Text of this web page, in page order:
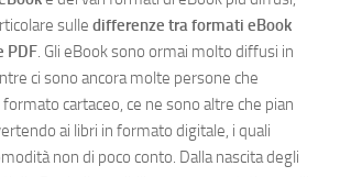
sulle differenze tra formati eBook
PDF . Gli eBook sono ormai molto diffusi in
ci sono ancora molte persone che
cartaceo, ce ne sono altre che pian
ai libri in formato digitale, i quali
non di poco conto. Dalla nascita degli